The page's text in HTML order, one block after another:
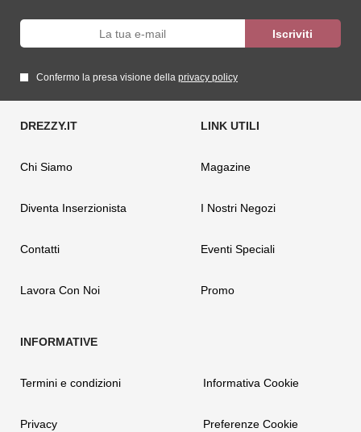
Confermo la presa visione della privacy policy
Chi Siamo
Diventa Inserzionista
Contatti
Lavora Con Noi
Magazine
I Nostri Negozi
Eventi Speciali
Promo
Termini e condizioni
Privacy
Informativa Cookie
Preferenze Cookie